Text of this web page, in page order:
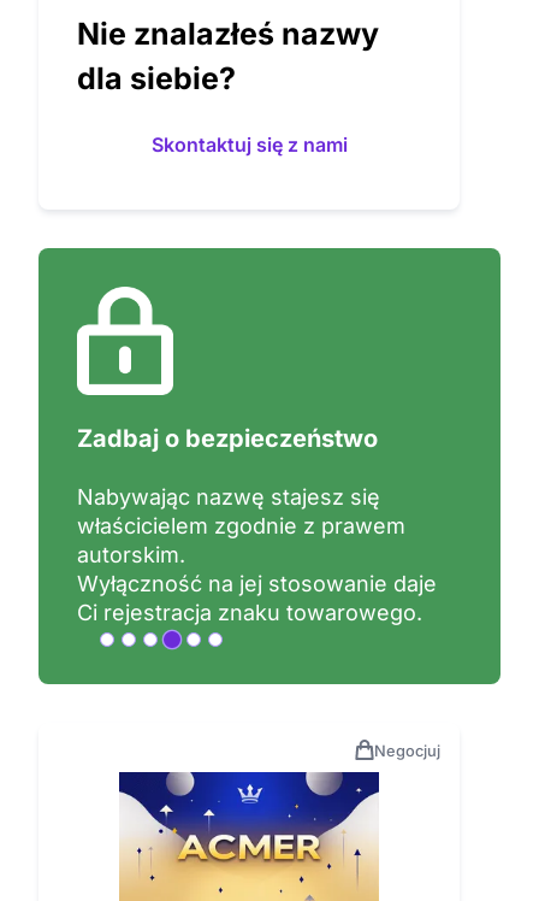
Nie znalazłeś nazwy
dla siebie?
Skontaktuj się z nami
Zadbaj o bezpieczeństwo
Nabywając nazwę stajesz się
właścicielem zgodnie z prawem
autorskim.
Wyłączność na jej stosowanie daje
Ci rejestracja znaku towarowego.
Negocjuj